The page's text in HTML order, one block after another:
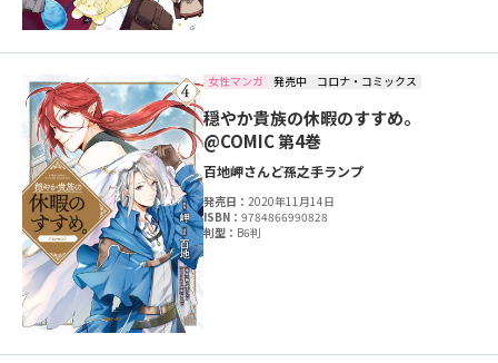
女性マンガ 発売中 コロナ・コミックス
穏やか貴族の休暇のすすめ。
@COMIC 第4巻
百地岬さんど孫之手ランプ
発売日：2020年11月14日
ISBN：9784866990828
判型： B6判